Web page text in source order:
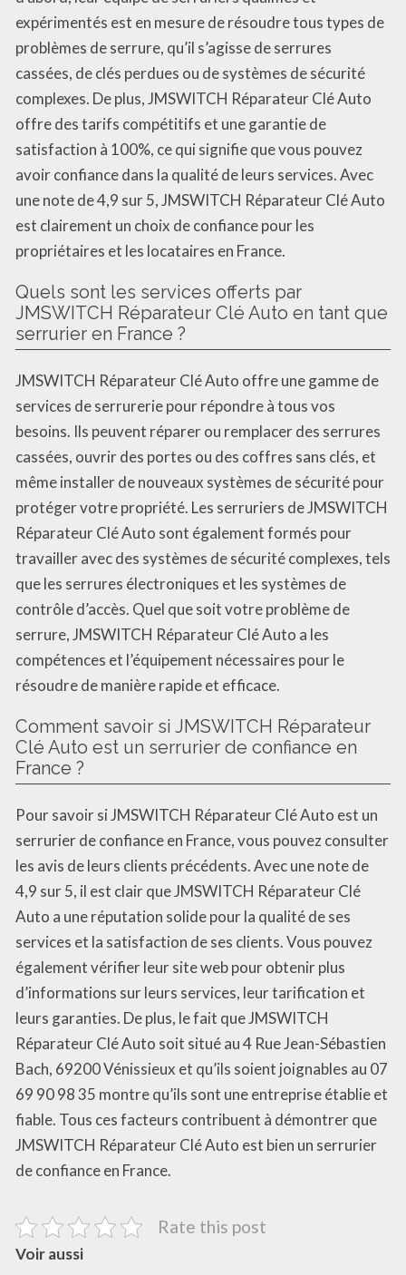
expérimentés est en mesure de résoudre tous types de
problèmes de serrure, qu’il s’agisse de serrures
cassées, de clés perdues ou de systèmes de sécurité
complexes. De plus, JMSWITCH Réparateur Clé Auto
offre des tarifs compétitifs et une garantie de
satisfaction à 100%, ce qui signifie que vous pouvez
avoir confiance dans la qualité de leurs services. Avec
une note de 4,9 sur 5, JMSWITCH Réparateur Clé Auto
est clairement un choix de confiance pour les
propriétaires et les locataires en France.
Quels sont les services offerts par
JMSWITCH Réparateur Clé Auto en tant que
serrurier en France ?
JMSWITCH Réparateur Clé Auto offre une gamme de
services de serrurerie pour répondre à tous vos
besoins. Ils peuvent réparer ou remplacer des serrures
cassées, ouvrir des portes ou des coffres sans clés, et
même installer de nouveaux systèmes de sécurité pour
protéger votre propriété. Les serruriers de JMSWITCH
Réparateur Clé Auto sont également formés pour
travailler avec des systèmes de sécurité complexes, tels
que les serrures électroniques et les systèmes de
contrôle d’accès. Quel que soit votre problème de
serrure, JMSWITCH Réparateur Clé Auto a les
compétences et l’équipement nécessaires pour le
résoudre de manière rapide et efficace.
Comment savoir si JMSWITCH Réparateur
Clé Auto est un serrurier de confiance en
France ?
Pour savoir si JMSWITCH Réparateur Clé Auto est un
serrurier de confiance en France, vous pouvez consulter
les avis de leurs clients précédents. Avec une note de
4,9 sur 5, il est clair que JMSWITCH Réparateur Clé
Auto a une réputation solide pour la qualité de ses
services et la satisfaction de ses clients. Vous pouvez
également vérifier leur site web pour obtenir plus
d’informations sur leurs services, leur tarification et
leurs garanties. De plus, le fait que JMSWITCH
Réparateur Clé Auto soit situé au 4 Rue Jean-Sébastien
Bach, 69200 Vénissieux et qu’ils soient joignables au 07
69 90 98 35 montre qu’ils sont une entreprise établie et
fiable. Tous ces facteurs contribuent à démontrer que
JMSWITCH Réparateur Clé Auto est bien un serrurier
de confiance en France.
Rate this post
Voir aussi